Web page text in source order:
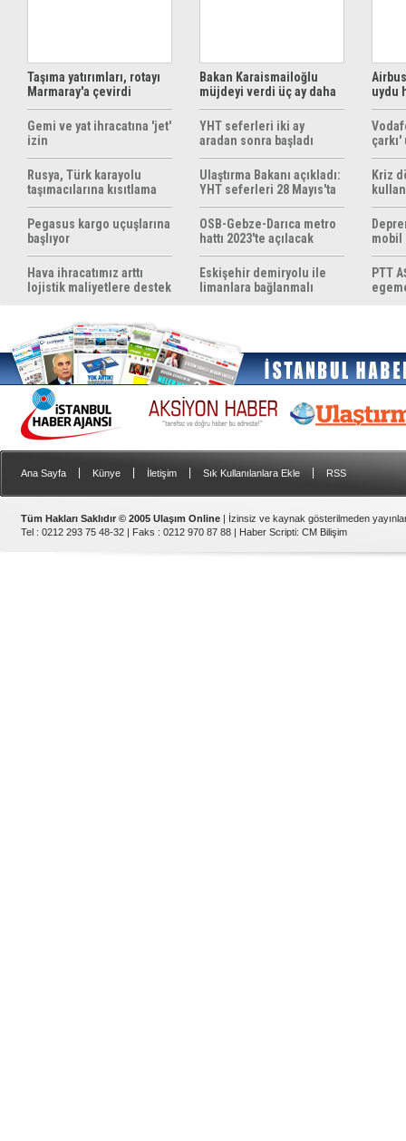
Taşıma yatırımları, rotayı
Marmaray'a çevirdi
Gemi ve yat ihracatına 'jet'
izin
Rusya, Türk karayolu
taşımacılarına kısıtlama
getirebilir
Pegasus kargo uçuşlarına
başlıyor
Hava ihracatımız arttı
lojistik maliyetlere destek
Bakan Karaismailoğlu
müjdeyi verdi üç ay daha
ücretsiz
YHT seferleri iki ay
aradan sonra başladı
Ulaştırma Bakanı açıkladı:
YHT seferleri 28 Mayıs'ta
başlıyor
OSB-Gebze-Darıca metro
hattı 2023'te açılacak
Eskişehir demiryolu ile
limanlara bağlanmalı
uydu
Kriz
mobil
PTT
Ana Sayfa Künye İletişim Sık Kullanılanlara Ekle RSS
Tüm Hakları Saklıdır © 2005 Ulaşım Online | İzinsiz ve kaynak gösterilmeden
Tel : 0212 293 75 48-32 | Faks : 0212 970 87 88 | Haber Scripti: CM Bilişim